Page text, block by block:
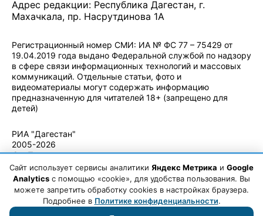
Адрес редакции: Республика Дагестан, г.
Махачкала, пр. Насрутдинова 1А
Регистрационный номер СМИ: ИА № ФС 77 – 75429 от
19.04.2019 года выдано Федеральной службой по надзору
в сфере связи информационных технологий и массовых
коммуникаций. Отдельные статьи, фото и
видеоматериалы могут содержать информацию
предназначенную для читателей 18+ (запрещено для
детей)
РИА "Дагестан"
2005-2026
© - Правила
использования
материалов.
Авторские
Сайт использует сервисы аналитики Яндекс Метрика и Google
Analytics с помощью «cookie», для удобства пользования. Вы
можете запретить обработку cookies в настройках браузера.
Подробнее в Политике конфиденциальности.